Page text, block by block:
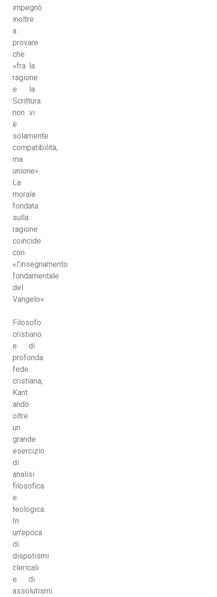
impegnò
inoltre
a
provare
che
«fra la
ragione
e la
Scrittura
non vi
è
solamente
compatibilità,
ma
unione».
La
morale
fondata
sulla
ragione
coincide
con
«l’insegnamento
fondamentale
del
Vangelo».
Filosofo
cristiano
e di
profonda
fede
cristiana,
Kant
andò
oltre
un
grande
esercizio
di
analisi
filosofica
e
teologica.
In
un’epoca
di
dispotismi
clericali
e di
assolutismi